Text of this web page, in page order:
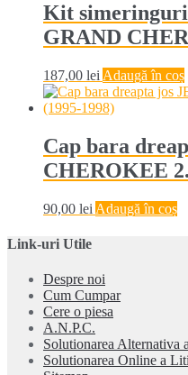
Kit simeringuri
GRAND
187,00 lei Adaugă în coș
Cap bara
CHEROKEE
90,00 lei Adaugă în coș
Link-uri Utile
Despre noi
Cum Cumpar
Cere o piesa
A.N.P.C.
Solutionarea Alternativa
Solutionarea Online a